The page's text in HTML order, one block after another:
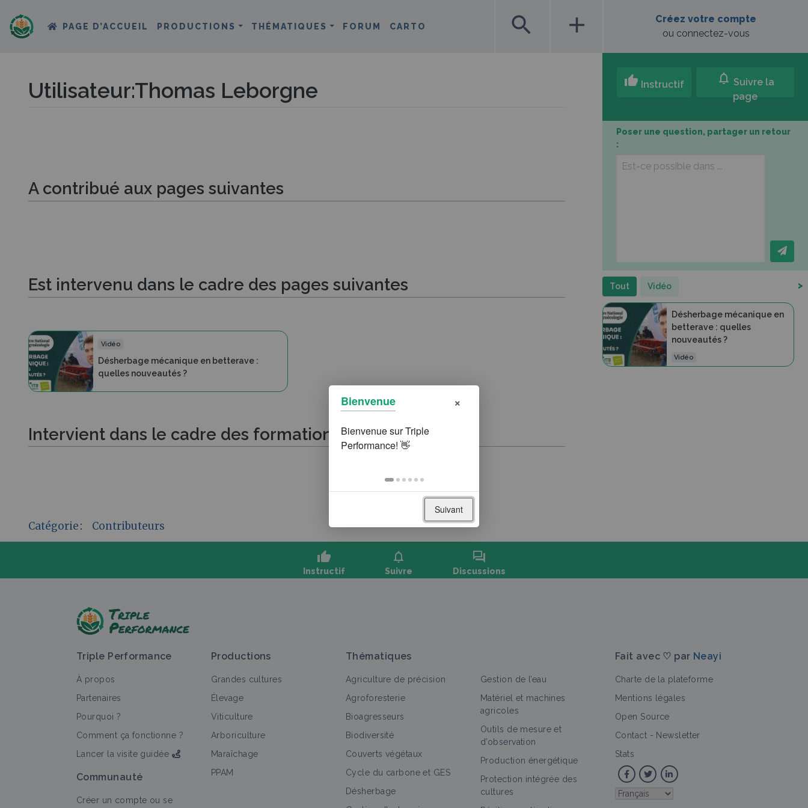
PAGE D’ACCUEIL PRODUCTIONS THÉMATIQUES FORUM CARTO search add
Créez votre compte
ou connectez-vous
Utilisateur:Thomas Leborgne
A contribué aux pages suivantes
Est intervenu dans le cadre des pages suivantes
Vidéo
Désherbage mécanique en betterave :
quelles nouveautés ?
Intervient dans le cadre des formations suivantes
Catégorie: Contributeurs
thumb_up Instructif notifications Suivre la
page
Poser une question, partager un retour
:
Tout Vidéo >
Désherbage mécanique en
betterave : quelles
nouveautés ?
Vidéo
thumb_up
Instructif
notifications
Suivre
forum
Discussions
Tout >
Désherbage mécanique en betterave :
quelles nouveautés ?
Vidéo
Triple Performance
À propos
Partenaires
Pourquoi ?
Comment ça fonctionne ?
Lancer la visite guidée
Communauté
Créer un compte ou se
Productions
Grandes cultures
Élevage
Viticulture
Arboriculture
Maraîchage
PPAM
Thématiques
Agriculture de précision
Agroforesterie
Bioagresseurs
Biodiversité
Couverts végétaux
Cycle du carbone et GES
Désherbage
Gestion de l’eau
Matériel et machines
agricoles
Outils de mesure et
d’observation
Production énergétique
Protection intégrée des
cultures
Fait avec ♡ par Neayi
Charte de la plateforme
Mentions légales
Open Source
Contact - Newsletter
Stats
Bienvenue ×
Suivant